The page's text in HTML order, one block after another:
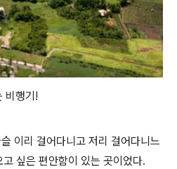
비행기!
이리 걸어다니고 저리 걸어다니느
싶은 편안함이 있는 곳이었다.